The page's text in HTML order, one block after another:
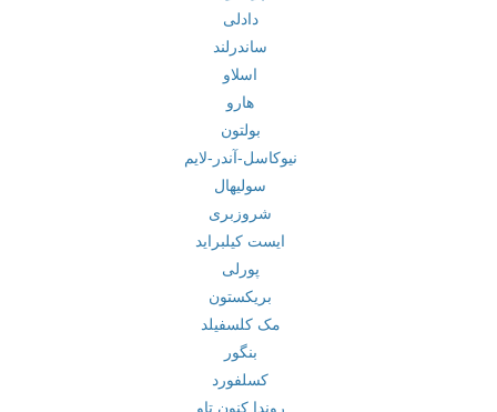
دادلی
ساندرلند
اسلاو
هارو
بولتون
نیوکاسل-آندر-لایم
سولیهال
شروزبری
ایست کیلبراید
پورلی
بریکستون
مک کلسفیلد
بنگور
کسلفورد
روندا کنون تاو